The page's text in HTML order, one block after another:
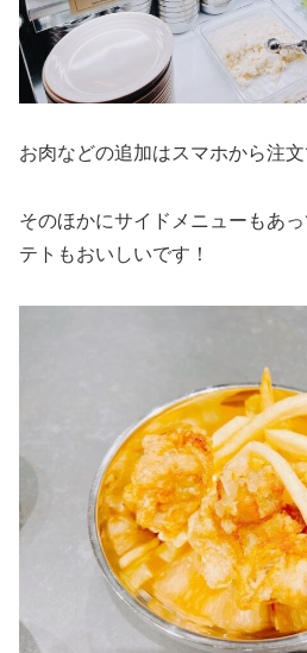
お肉などの追加はスマホから注文
そのほかにサイドメニューもあ
テトもおいしいです！